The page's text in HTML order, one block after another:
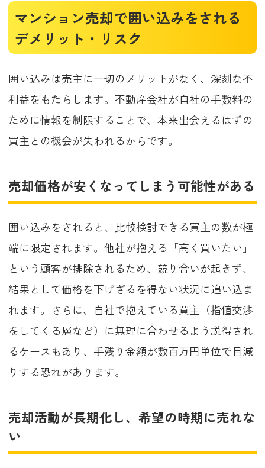
マンション売却で囲い込みをされる
デメリット・リスク
囲い込みは売主に一切のメリットがなく、深刻な不
利益をもたらします。不動産会社が自社の手数料の
ために情報を制限することで、本来出会えるはずの
買主との機会が失われるからです。
売却価格が安くなってしまう可能性がある
囲い込みをされると、比較検討できる買主の数が極
端に限定されます。他社が抱える「高く買いたい」
という顧客が排除されるため、競り合いが起きず、
結果として価格を下げざるを得ない状況に追い込ま
れます。さらに、自社で抱えている買主（指値交渉
をしてくる層など）に無理に合わせるよう説得され
るケースもあり、手残り金額が数百万円単位で目減
りする恐れがあります。
売却活動が長期化し、希望の時期に売れな
い